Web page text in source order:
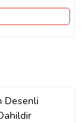
Desenli
Dahildir